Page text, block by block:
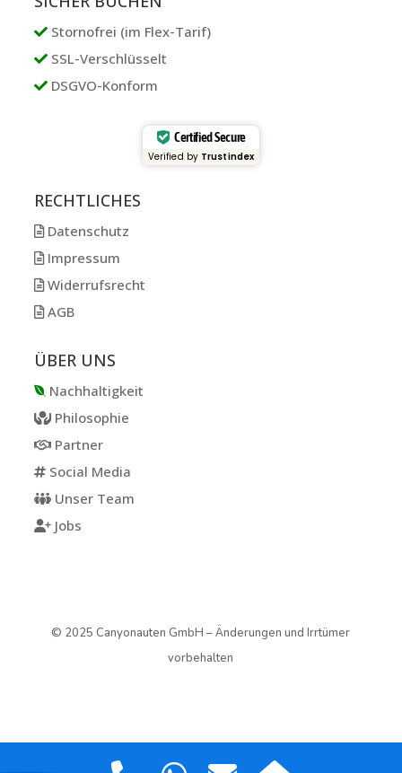
Stornofrei (im Flex-Tarif)
SSL-Verschlüsselt
DSGVO-Konform
Certified Secure
Verified by Trustindex
RECHTLICHES
Datenschutz
Impressum
Widerrufsrecht
AGB
ÜBER UNS
Nachhaltigkeit
Philosophie
Partner
Social Media
Unser Team
Jobs
© 2025 Canyonauten GmbH – Änderungen und Irrtümer
vorbehalten